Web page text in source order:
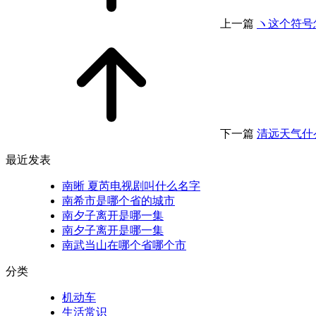
上一篇 ヽ这个符
下一篇 清远天气
最近发表
南晰 夏芮电视剧叫什么名字
南希市是哪个省的城市
南夕子离开是哪一集
南夕子离开是哪一集
南武当山在哪个省哪个市
分类
机动车
生活常识